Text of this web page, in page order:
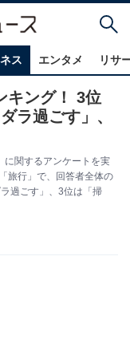
ス エンタメ リサ
キング！ 3位
ラ過ごす」、
に関するアンケートを実
旅行」で、回答者全体の
過ごす」、3位は「掃